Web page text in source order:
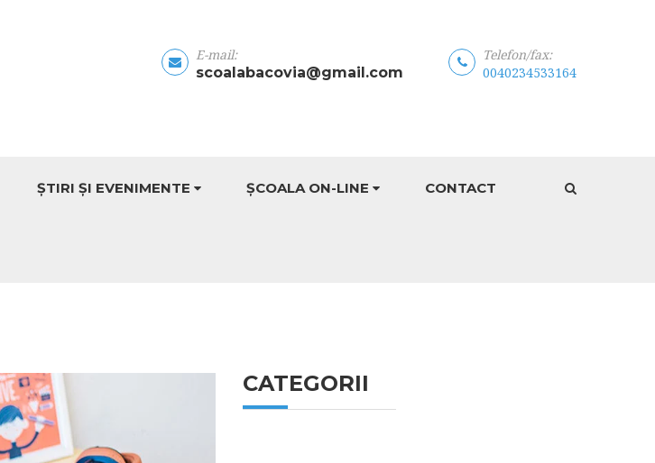
E-mail:
scoalabacovia@gmail.com
Telefon/fax:
0040234533164
ȘTIRI ȘI EVENIMENTE ȘCOALA ON-LINE CONTACT
CATEGORII